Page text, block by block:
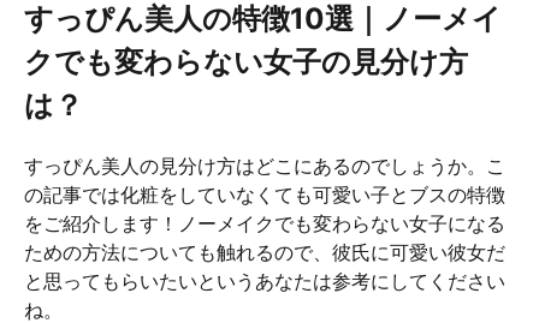
すっぴん美人の特徴10選｜ノーメイ
クでも変わらない女子の見分け方
は？
すっぴん美人の見分け方はどこにあるのでしょうか。こ
の記事では化粧をしていなくても可愛い子とブスの特徴
をご紹介します！ノーメイクでも変わらない女子になる
ための方法についても触れるので、彼氏に可愛い彼女だ
と思ってもらいたいというあなたは参考にしてください
ね。